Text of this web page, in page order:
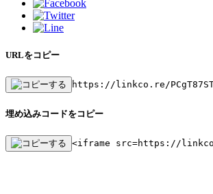
URLをコピー
https://linkco.re/
埋め込みコードをコピー
<iframe src=https://